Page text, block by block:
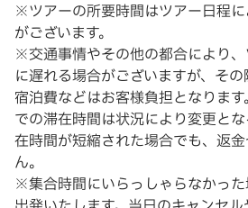
※ツアーの所要時間はツアー日程
がございます。
※交通事情やその他の都合により
に遅れる場合がございますが、その
宿泊費などはお客様負担となりま
での滞在時間は状況により変更と
在時間が短縮された場合でも、返
ん。
※集合時間にいらっしゃらなかっ